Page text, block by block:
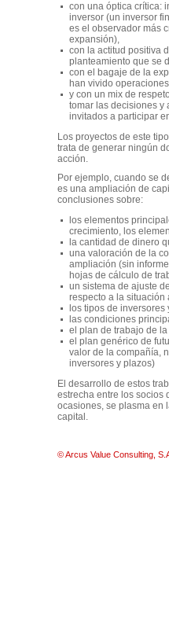
con una óptica crítica:
inversor (un inversor
es el observador más
expansión),
con la actitud positiva
planteamiento que se
con el bagaje de la
han vivido
y con un mix de
tomar las decisiones y
invitados a participar
Los proyectos de este
trata de generar ningún
acción.
Por ejemplo, cuando se
es una ampliación de
conclusiones sobre:
los elementos
crecimiento, los
la cantidad de dinero
una valoración de la
ampliación (sin
hojas de cálculo de
un sistema de ajuste
respecto a la
los tipos de
las condiciones
el plan de trabajo de
el plan genérico de
valor de la compañía,
inversores y plazos)
El desarrollo de estos
estrecha entre los socios
ocasiones, se plasma en
capital.
© Arcus Value